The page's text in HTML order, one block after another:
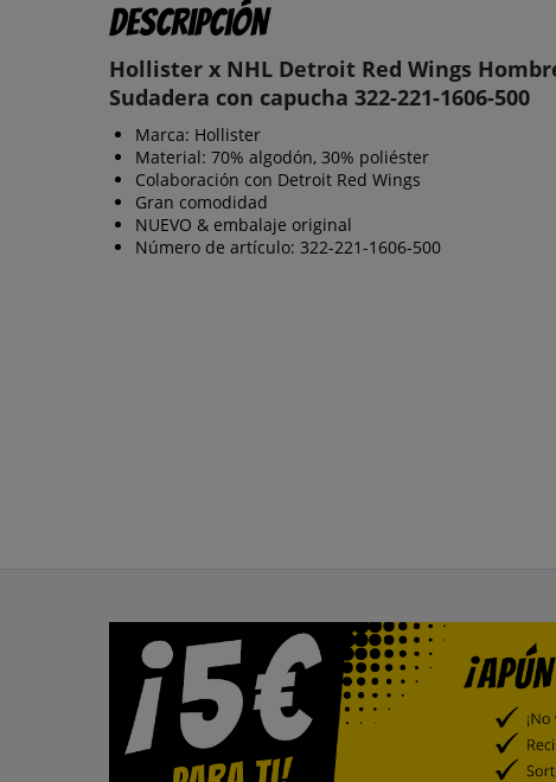
Descripción
Hollister x NHL Detroit Red Wings
Sudadera con capucha 322-221-1606-500
Marca: Hollister
Material: 70% algodón, 30% poliéster
Colaboración con Detroit Red Wings
Gran comodidad
NUEVO & embalaje original
Número de artículo: 322-221-1606-500